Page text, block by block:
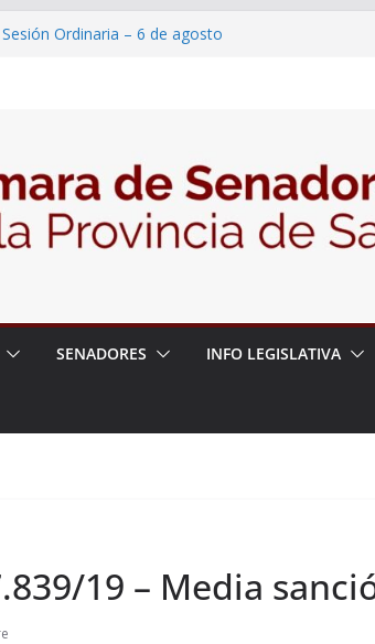
Sesión Ordinaria – 6 de agosto
Nº 90-34.516/2026 – 06/08/26 – Créase el Ente
y Control Vegetal
SENADORES INFO LEGISLATIVA
19 – Media